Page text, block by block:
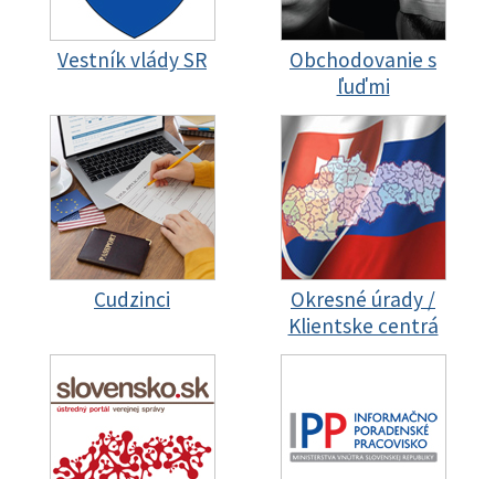
Vestník vlády SR
Obchodovanie s
ľuďmi
Cudzinci
Okresné úrady /
Klientske centrá